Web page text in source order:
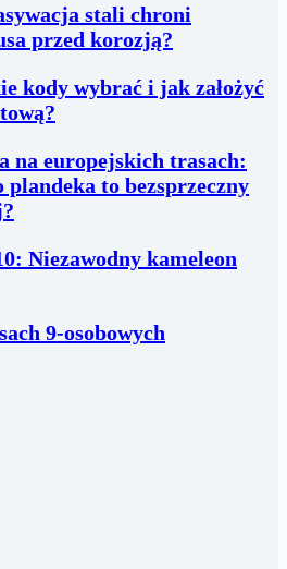
stali chroni
przed korozją?
kody wybrać i jak założyć
na europejskich trasach:
plandeka to bezsprzeczny
Niezawodny kameleon
9-osobowych